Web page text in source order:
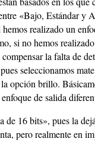
«Bajo, Estándar y
realizado un
si no hemos
la falta de
seleccionamos
opción brillo.
de salida
16 bits», pues la
pero realmente en